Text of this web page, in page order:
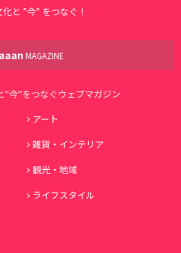
と ”今” をつなぐ！
MAGAZINE
"今"をつなぐウェブマガジン
アート
雑貨・インテリア
観光・地域
ライフスタイル